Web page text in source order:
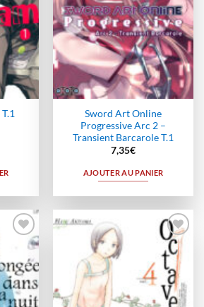
Sword Art Online
Progressive Arc 2 –
Transient Barcarole T.1
7,35€
AJOUTER AU PANIER
Ajouter
wishlist
Ajouter
à la
wishlist